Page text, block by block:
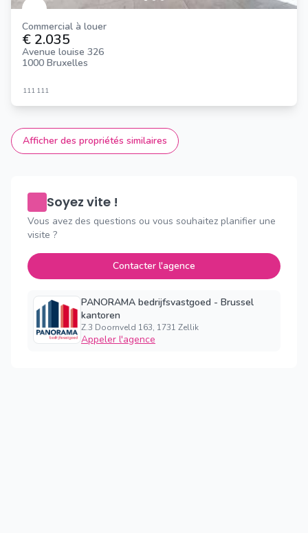
Commercial à louer
€ 2.035
Avenue louise 326
1000 Bruxelles
111 111
Afficher des propriétés similaires
Soyez vite !
Vous avez des questions ou vous souhaitez planifier une
visite ?
Contacter l'agence
PANORAMA bedrijfsvastgoed - Brussel
kantoren
Z.3 Doornveld 163, 1731 Zellik
Appeler l'agence